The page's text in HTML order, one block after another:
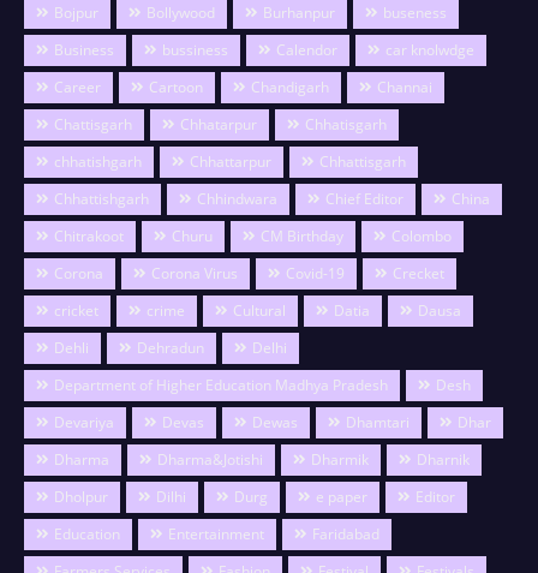
Bojpur
Bollywood Burhanpur
buseness
Business
bussiness Calendor
car knolwdge
Career
Cartoon Chandigarh
Channai
Chattisgarh
Chhatarpur
Chhatisgarh
chhatishgarh
Chhattarpur
Chhattisgarh
Chhattishgarh
Chhindwara Chief Editor
China
Chitrakoot
Churu CM Birthday
Colombo
Corona
Corona Virus Covid-19
Crecket
cricket
crime Cultural Datia
Dausa
Dehli
Dehradun
Delhi
Department of Higher Education Madhya Pradesh
Desh
Devariya
Devas Dewas Dhamtari
Dhar
Dharma
Dharma&Jotishi Dharmik
Dharnik
Dholpur
Dilhi Durg e paper
Editor
Education
Entertainment
Faridabad